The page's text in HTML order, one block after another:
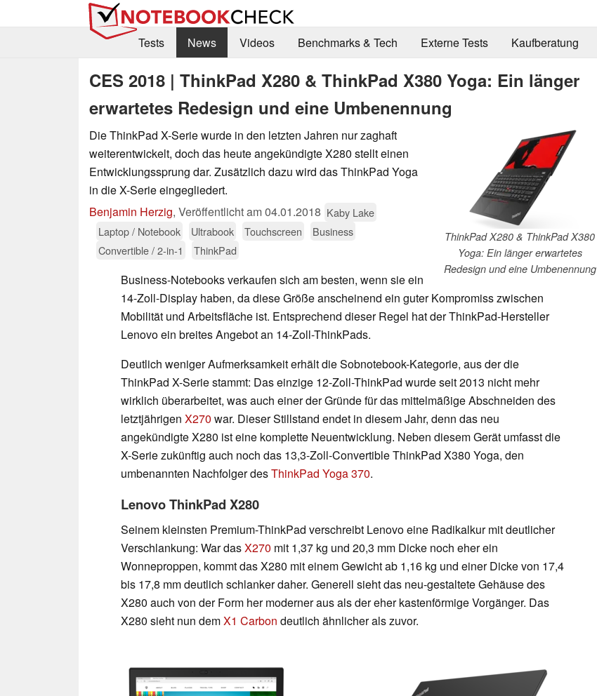
Tests
News Videos Benchmarks & Tech Externe Tests Kaufberatung
CES 2018 | ThinkPad X280 & ThinkPad X380 Yoga: Ein länger
erwartetes Redesign und eine Umbenennung
ThinkPad X280 & ThinkPad X380
Yoga: Ein länger erwartetes
Redesign und eine Umbenennung
Die ThinkPad X-Serie wurde in den letzten Jahren nur zaghaft
weiterentwickelt, doch das heute angekündigte X280 stellt einen
Entwicklungssprung dar. Zusätzlich dazu wird das ThinkPad Yoga
in die X-Serie eingegliedert.
Benjamin Herzig, Veröffentlicht am04.01.2018 Kaby Lake
Laptop / Notebook
Ultrabook Touchscreen
Business
Convertible / 2-in-1
ThinkPad
Business-Notebooks verkaufen sich am besten, wenn sie ein
14-Zoll-Display haben, da diese Größe anscheinend ein guter Kompromiss zwischen
Mobilität und Arbeitsfläche ist. Entsprechend dieser Regel hat der ThinkPad-Hersteller
Lenovo ein breites Angebot an 14-Zoll-ThinkPads.
Deutlich weniger Aufmerksamkeit erhält die Sobnotebook-Kategorie, aus der die
ThinkPad X-Serie stammt: Das einzige 12-Zoll-ThinkPad wurde seit 2013 nicht mehr
wirklich überarbeitet, was auch einer der Gründe für das mittelmäßige Abschneiden des
letztjährigen X270 war. Dieser Stillstand endet in diesem Jahr, denn das neu
angekündigte X280 ist eine komplette Neuentwicklung. Neben diesem Gerät umfasst die
X-Serie zukünftig auch noch das 13,3-Zoll-Convertible ThinkPad X380 Yoga, den
umbenannten Nachfolger desThinkPad Yoga 370.
Lenovo ThinkPad X280
Seinem kleinsten Premium-ThinkPad verschreibt Lenovo eine Radikalkur mit deutlicher
Verschlankung: War dasX270 mit 1,37 kg und 20,3 mm Dicke noch eher ein
Wonneproppen, kommt das X280 mit einem Gewicht ab 1,16 kg und einer Dicke von 17,4
bis 17,8 mm deutlich schlanker daher. Generell sieht das neu-gestaltete Gehäuse des
X280 auch von der Form her moderner aus als der eher kastenförmige Vorgänger. Das
X280 sieht nun demX1 Carbon deutlich ähnlicher als zuvor.